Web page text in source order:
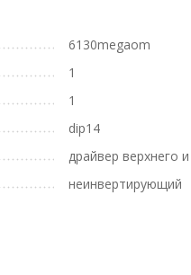
6130megaom
1
1
dip14
драйвер верхнего
неинвертирующий